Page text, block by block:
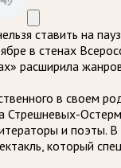
ставить на
в стенах
расширила
в своем
Стрешневых-
и поэты.
который